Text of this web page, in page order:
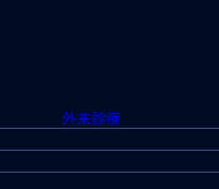
外来診療